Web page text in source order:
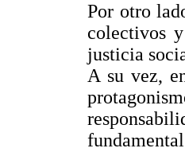
Por otro
colectivos
justicia
A su vez,